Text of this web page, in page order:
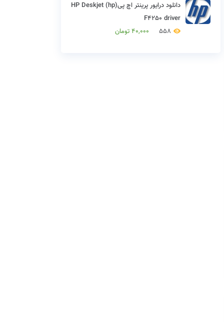
دانلود درایور پرینتر اچ پی(hp) HP Deskjet
F4250 driver
558
40,000 تومان